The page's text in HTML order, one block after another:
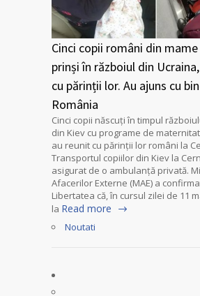
Cinci copii români din
prinși în războiul din
cu părinții lor. Au ajuns cu
România
Cinci copii născuți în timpul
din Kiev cu programe de
au reunit cu părinții lor români la
Transportul copiilor din Kiev la
asigurat de o ambulanță privată.
Afacerilor Externe (MAE) a
Libertatea că, în cursul zilei de 11
la Read more
Noutati